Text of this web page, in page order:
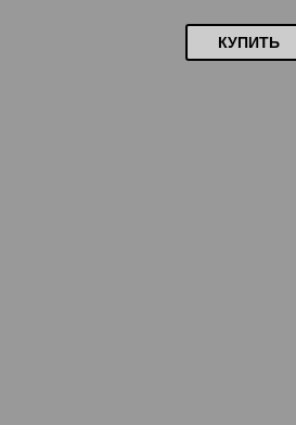
КУПИТЬ